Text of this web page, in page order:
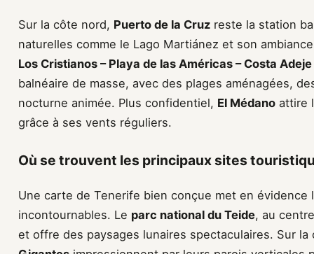
Sur la côte nord, Puerto de la Cruz reste la station
naturelles comme le Lago Martiánez et son
Los Cristianos – Playa de las Américas – Costa Adeje
balnéaire de masse, avec des plages aménagées,
nocturne animée. Plus confidentiel, El Médano attire
grâce à ses vents réguliers.
Où se trouvent les principaux sites
Une carte de Tenerife bien conçue met en
incontournables. Le parc national du Teide, au
et offre des paysages lunaires spectaculaires. Sur